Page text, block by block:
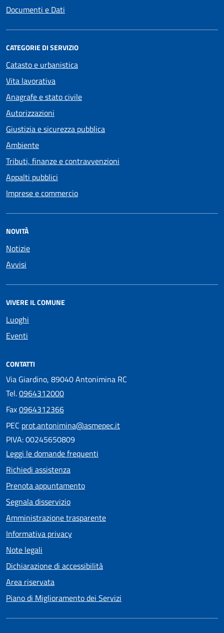
Documenti e Dati
CATEGORIE DI SERVIZIO
Catasto e urbanistica
Vita lavorativa
Anagrafe e stato civile
Autorizzazioni
Giustizia e sicurezza pubblica
Ambiente
Tributi, finanze e contravvenzioni
Appalti pubblici
Imprese e commercio
NOVITÀ
Notizie
Avvisi
VIVERE IL COMUNE
Luoghi
Eventi
CONTATTI
Via Giardino, 89040 Antonimina RC
Tel.0964312000
Fax0964312366
PEC prot.antonimina@asmepec.it
PIVA: 00245650809
Leggi le domande frequenti
Richiedi assistenza
Prenota appuntamento
Segnala disservizio
Amministrazione trasparente
Informativa privacy
Note legali
Dichiarazione di accessibilità
Area riservata
Piano di Miglioramento dei Servizi